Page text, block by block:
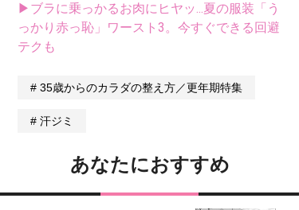
▶ブラに乗っかるお肉にヒヤッ...夏の服装「う
っかり赤っ恥」ワースト3。今すぐできる回避
テクも
35歳からのカラダの整え方／更年期特集
汗ジミ
あなたにおすすめ